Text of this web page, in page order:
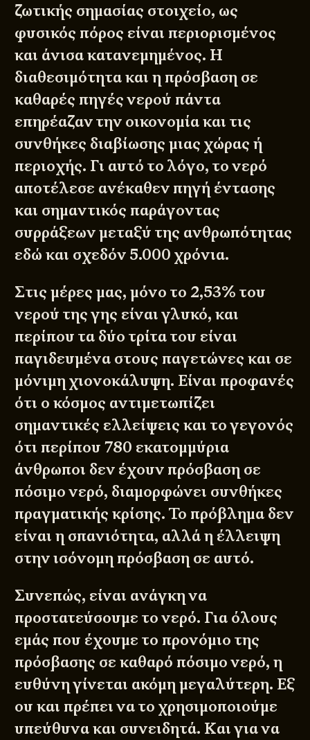
ζωτικής σημασίας στοιχείο, ως
φυσικός πόρος είναι περιορισμένος
και άνισα κατανεμημένος. Η
διαθεσιμότητα και η πρόσβαση σε
καθαρές πηγές νερού πάντα
επηρέαζαν την οικονομία και τις
συνθήκες διαβίωσης μιας χώρας ή
περιοχής. Γι αυτό το λόγο, το νερό
αποτέλεσε ανέκαθεν πηγή έντασης
και σημαντικός παράγοντας
συρράξεων μεταξύ της ανθρωπότητας
εδώ και σχεδόν 5.000 χρόνια.
Στις μέρες μας, μόνο το 2,53% του
νερού της γης είναι γλυκό, και
περίπου τα δύο τρίτα του είναι
παγιδευμένα στους παγετώνες και σε
μόνιμη χιονοκάλυψη. Είναι προφανές
ότι ο κόσμος αντιμετωπίζει
σημαντικές ελλείψεις και το γεγονός
ότι περίπου 780 εκατομμύρια
άνθρωποι δεν έχουν πρόσβαση σε
πόσιμο νερό, διαμορφώνει συνθήκες
πραγματικής κρίσης. Το πρόβλημα δεν
είναι η σπανιότητα, αλλά η έλλειψη
στην ισόνομη πρόσβαση σε αυτό.
Συνεπώς, είναι ανάγκη να
προστατεύσουμε το νερό. Για όλους
εμάς που έχουμε το προνόμιο της
πρόσβασης σε καθαρό πόσιμο νερό, η
ευθύνη γίνεται ακόμη μεγαλύτερη. Εξ
ου και πρέπει να το χρησιμοποιούμε
υπεύθυνα και συνειδητά. Και για να